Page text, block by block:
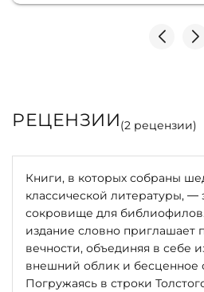
РЕЦЕНЗИИ(2 рецензии)
Книги, в которых собраны
классической литературы, —
сокровище для
издание словно приглашает
вечности, объединяя в себе
внешний облик и бесценное
Погружаясь в строки